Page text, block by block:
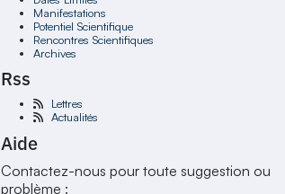
Manifestations
Potentiel Scientifique
Rencontres Scientifiques
Archives
Rss
Lettres
Actualités
Aide
Contactez-nous pour toute suggestion ou
problème :